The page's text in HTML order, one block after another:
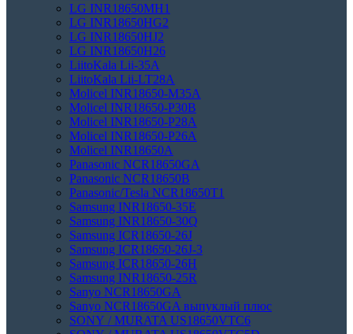
LG INR18650MH1
LG INR18650HG2
LG INR18650HJ2
LG INR18650H26
LiitoKala Lii-35A
LiitoKala Lii-LT28A
Molicel INR18650-M35A
Molicel INR18650-P30B
Molicel INR18650-P28A
Molicel INR18650-P26A
Molicel INR18650A
Panasonic NCR18650GA
Panasonic NCR18650B
Panasonic/Tesla NCR18650T1
Samsung INR18650-35E
Samsung INR18650-30Q
Samsung ICR18650-26J
Samsung ICR18650-26J-3
Samsung ICR18650-26H
Samsung INR18650-25R
Sanyo NCR18650GA
Sanyo NCR18650GA выпуклый плюс
SONY / MURATA US18650VTC6